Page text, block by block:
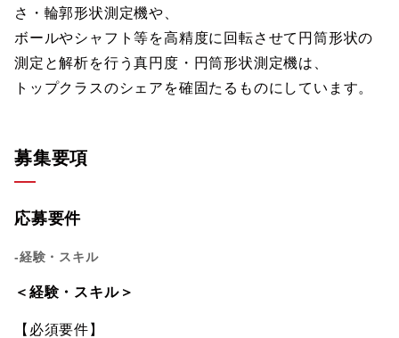
さ・輪郭形状測定機や、
ボールやシャフト等を高精度に回転させて円筒形状の
測定と解析を行う真円度・円筒形状測定機は、
トップクラスのシェアを確固たるものにしています。
募集要項
応募要件
-経験・スキル
＜経験・スキル＞
【必須要件】